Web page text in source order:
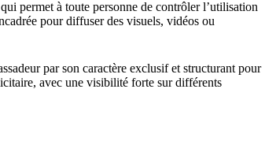
permet à toute personne de contrôler l’utilisation
pour diffuser des visuels, vidéos ou
par son caractère exclusif et structurant pour
avec une visibilité forte sur différents